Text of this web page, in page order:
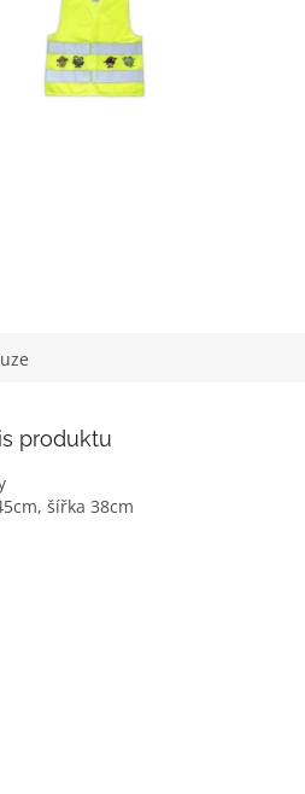
produktu
šířka 38cm